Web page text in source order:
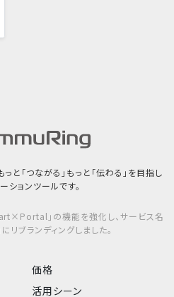
と「つながる」もっと「伝わる」を目指し
ションツールです。
」の機能を強化し、サービス名
リブランディングしました。
価格
活用シーン